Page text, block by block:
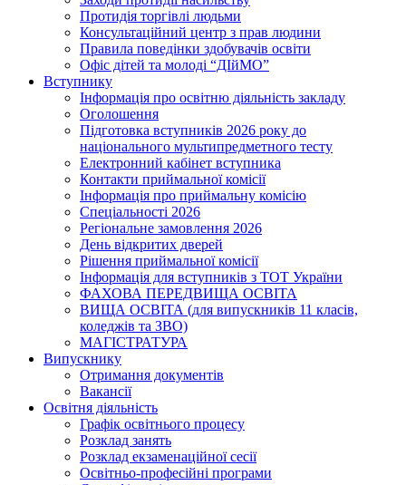
Протидія торгівлі людьми
Консультаційний центр з прав людини
Правила поведінки здобувачів освіти
Офіс дітей та молоді “ДІйМО”
Вступнику
Інформація про освітню діяльність закладу
Оголошення
Підготовка вступників 2026 року до
національного мультипредметного тесту
Електронний кабінет вступника
Контакти приймальної комісії
Інформація про приймальну комісію
Спеціальності 2026
Регіональне замовлення 2026
День відкритих дверей
Рішення приймальної комісії
Інформація для вступників з ТОТ України
ФАХОВА ПЕРЕДВИЩА ОСВІТА
ВИЩА ОСВІТА (для випускників 11 класів,
коледжів та ЗВО)
МАГІСТРАТУРА
Випускнику
Отримання документів
Вакансії
Освітня діяльність
Графік освітнього процесу
Розклад занять
Розклад екзаменаційної сесії
Освітньо-професійні програми